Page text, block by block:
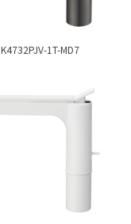
K4732PJV-1T-MD7